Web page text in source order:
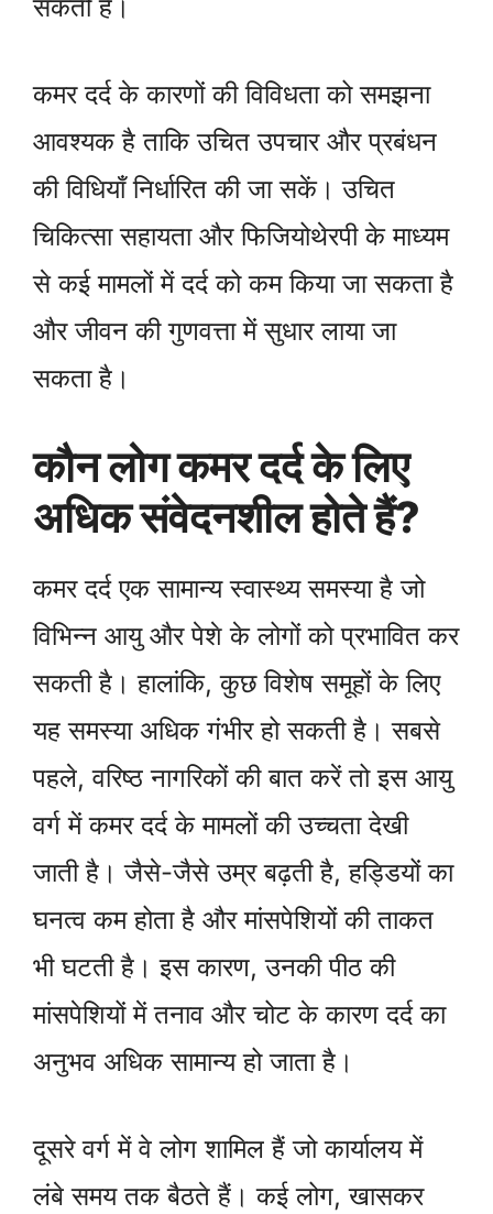
सकती हैं।
कमर दर्द के कारणों की विविधता को समझना
आवश्यक है ताकि उचित उपचार और प्रबंधन
की विधियाँ निर्धारित की जा सकें। उचित
चिकित्सा सहायता और फिजियोथेरपी के माध्यम
से कई मामलों में दर्द को कम किया जा सकता है
और जीवन की गुणवत्ता में सुधार लाया जा
सकता है।
कौन लोग कमर दर्द के लिए
अधिक संवेदनशील होते हैं?
कमर दर्द एक सामान्य स्वास्थ्य समस्या है जो
विभिन्न आयु और पेशे के लोगों को प्रभावित कर
सकती है। हालांकि, कुछ विशेष समूहों के लिए
यह समस्या अधिक गंभीर हो सकती है। सबसे
पहले, वरिष्ठ नागरिकों की बात करें तो इस आयु
वर्ग में कमर दर्द के मामलों की उच्चता देखी
जाती है। जैसे-जैसे उम्र बढ़ती है, हड्डियों का
घनत्व कम होता है और मांसपेशियों की ताकत
भी घटती है। इस कारण, उनकी पीठ की
मांसपेशियों में तनाव और चोट के कारण दर्द का
अनुभव अधिक सामान्य हो जाता है।
दूसरे वर्ग में वे लोग शामिल हैं जो कार्यालय में
लंबे समय तक बैठते हैं। कई लोग, खासकर